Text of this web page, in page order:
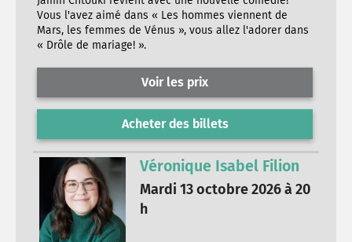
Vous l'avez aimé dans « Les hommes viennent de
Mars, les femmes de Vénus », vous allez l'adorer dans
« Drôle de mariage! ».
Voir les prix
Acheter des billets
Véronique Isabel Filion
Mardi 13 octobre 2026 à 20
h